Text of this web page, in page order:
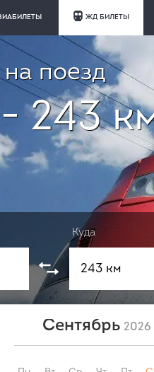
ЖД БИЛЕТЫ
поезд
243
Куда
обратный маршрут:
Сентябрь 2026